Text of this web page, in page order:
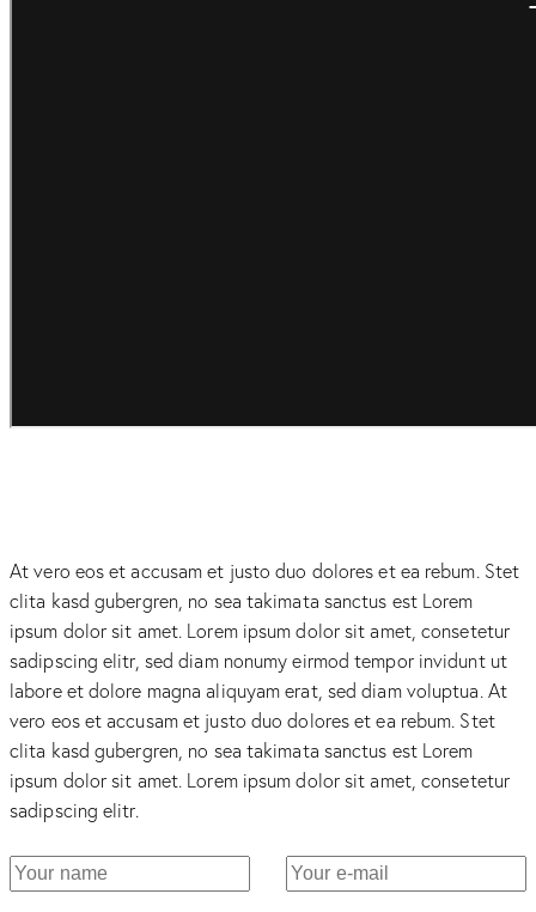
At vero eos et accusam et justo duo dolores et ea rebum. Stet
clita kasd gubergren, no sea takimata sanctus est Lorem
ipsum dolor sit amet. Lorem ipsum dolor sit amet, consetetur
sadipscing elitr, sed diam nonumy eirmod tempor invidunt ut
labore et dolore magna aliquyam erat, sed diam voluptua. At
vero eos et accusam et justo duo dolores et ea rebum. Stet
clita kasd gubergren, no sea takimata sanctus est Lorem
ipsum dolor sit amet. Lorem ipsum dolor sit amet, consetetur
sadipscing elitr.